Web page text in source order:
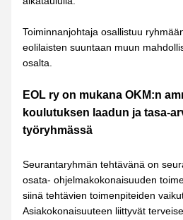
Toiminnanjohtaja osallistuu
eolilaisten suuntaan muun
osalta.
EOL ry on mukana OKM:n
koulutuksen laadun ja tasa-
työryhmässä
Seurantaryhmän tehtävänä on
osata- ohjelmakokonaisuuden
siinä tehtävien toimenpiteiden
Asiakokonaisuuteen liittyvät